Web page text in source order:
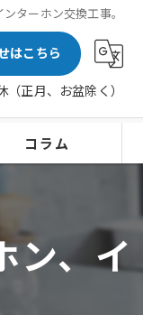
ターホン交換工事。
はこちら
正月、お盆除く）
コラム
ン、イ